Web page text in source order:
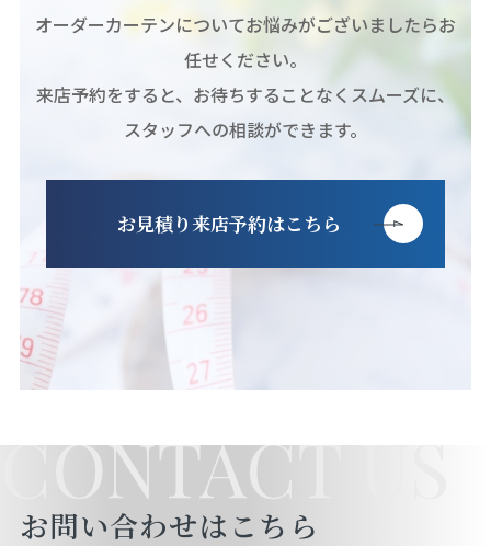
オーダーカーテンについてお悩みがございましたらお
任せください。
来店予約をすると、お待ちすることなくスムーズに、
スタッフへの相談ができます。
お見積り来店予約はこちら
CONTACT US
お問い合わせはこちら